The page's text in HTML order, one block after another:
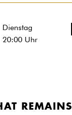
Dienstag
20:00Uhr
REMAINS